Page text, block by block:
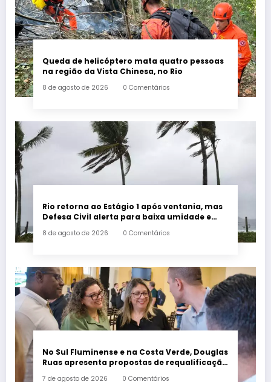
Queda de helicóptero mata quatro pessoas
na região da Vista Chinesa, no Rio
8 de agosto de 2026 0 Comentários
Rio retorna ao Estágio 1 após ventania, mas
Defesa Civil alerta para baixa umidade e
8 de agosto de 2026 0 Comentários
No Sul Fluminense e na Costa Verde, Douglas
Ruas apresenta propostas de requalificação
7 de agosto de 2026 0 Comentários